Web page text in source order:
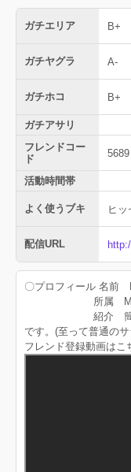
ガチエリア B+
ガチヤグラ A-
ガチホコ B+
ガチアサリ
フレンドコー
ド
活動時間帯
よく使うブキ ヒッ
配信URL
〇プロフィール 名前
所属
紹介 簡単に
です。(至って普通の
フレンド登録動画はこ